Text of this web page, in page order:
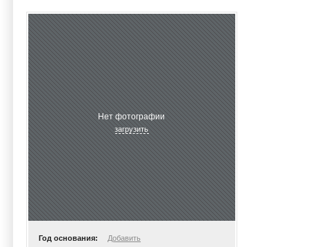
Нет фотографии
загрузить
Год основания:
Добавить